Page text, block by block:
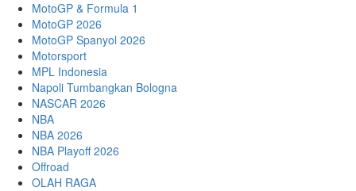
MotoGP & Formula 1
MotoGP 2026
MotoGP Spanyol 2026
Motorsport
MPL Indonesia
Napoli Tumbangkan Bologna
NASCAR 2026
NBA
NBA 2026
NBA Playoff 2026
Offroad
OLAH RAGA